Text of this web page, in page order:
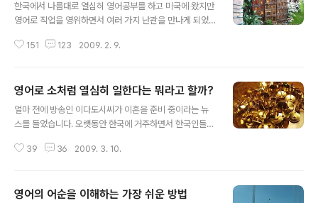
한국에서 나름대로 열심히 영어공부를 하고 미국에 왔지만
영어로 직업을 영위하면서 여러 가지 난관을 만나게 되었
는 사실이었습니다. 말을 많이 하고 적게 하고가 큰 차이가
서 나온 경우가 많았기 때문에 말을 좀 적게 하더라도 정제
해서 하게 되었었는데 미국에서는 생각나는 대로 바로 바
로 이야기하지 않으면 대화가 되지 않았기 때문에 조금 이
그러다보니 한국에서는 틀릴까 봐 쓰지 못했던 신기한(?)
151 123 2009. 2. 9.
영어로 소처럼 열심히 일한다는 뭐라고 할까?
얼마 전에 방송인 이다도시씨가 이혼을 준비 중이라는 뉴
스를 들었습니다. 오랫동안 한국에 거주하면서 한국인들에
남의 일인 줄 알면서도 저의 마음을 어쩐지 무겁게 했습니
도시씨가 92년에 한국에 와서 연세대 한국어 학당을 다녔
39 36 2009. 3. 10.
영어의 어순을 이해하는 가장 쉬운 방법